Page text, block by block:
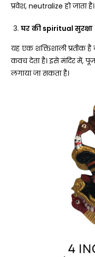
प्रवेश, neutralize हो जाता है।
घर की spiritualसुरक्षा
यह एक शक्तिशाली प्रतीक
कवच देता है। इसे मंदिर में,
लगाया जा सकता है।